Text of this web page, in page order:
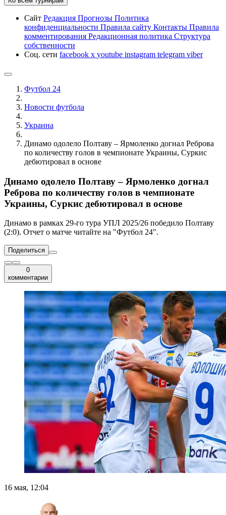
Сайт Редакция Прогнозы Политика
конфиденциальности Правила сайту Контакты Правила
комментирования Редакционная политика Структура
собственности
Соц. сети facebook x youtube instagram telegram viber
Футбол 24
Новости футбола
Украина
Динамо одолело Полтаву – Ярмоленко догнал Реброва
по количеству голов в чемпионате Украины, Суркис
дебютировал в основе
Динамо одолело Полтаву – Ярмоленко догнал
Реброва по количеству голов в чемпионате
Украины, Суркис дебютировал в основе
Динамо в рамках 29-го тура УПЛ 2025/26 победило Полтаву
(2:0). Отчет о матче читайте на "Футбол 24".
Поделиться
0
комментарии
16 мая, 12:04